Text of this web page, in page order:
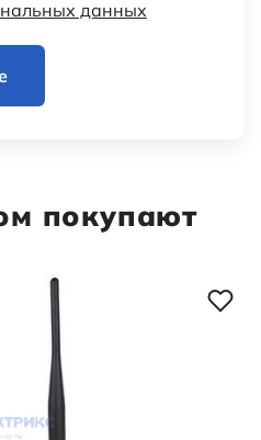
данных
покупают